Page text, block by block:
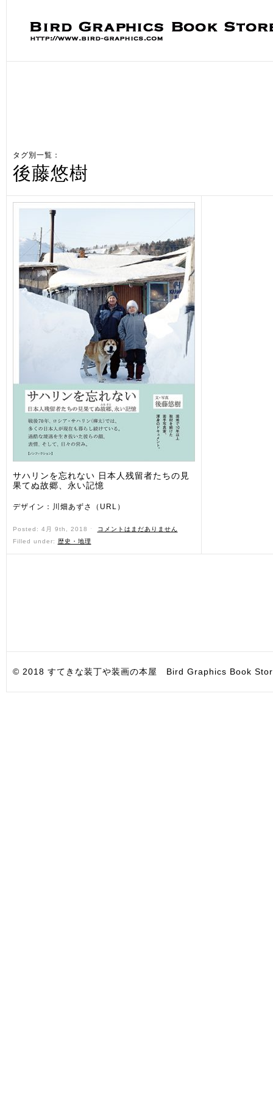
タグ別一覧：
後藤悠樹
サハリンを忘れない 日本人残留者たちの見
果てぬ故郷、永い記憶
デザイン：川畑あずさ（URL）
Posted: 4月 9th, 2018 ˑ
コメントはまだありません
Filled under:
歴史・地理
© 2018 すてきな装丁や装画の本屋 Bird Graphics Book